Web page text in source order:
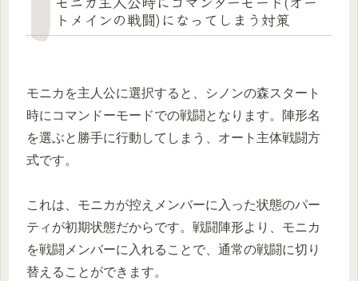
トメインの戦闘)になってしまう対策
モニカを主人公に選択すると、シノンの森スタート
時にコマンドーモードでの戦闘となります。陣形名
を選ぶと勝手に行動してしまう、オート主体戦闘方
式です。
これは、モニカが控えメンバーに入った状態のパー
ティが初期状態だからです。戦闘陣形より、モニカ
を戦闘メンバーに入れることで、通常の戦闘に切り
替えることができます。